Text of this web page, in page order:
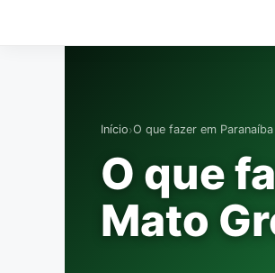
Início›O que fazer em
O que
Mato